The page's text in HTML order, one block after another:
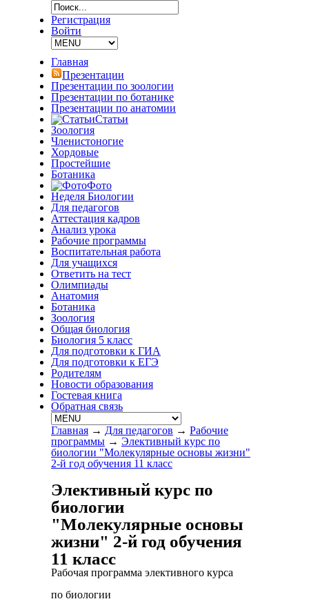
Регистрация
Войти
Главная
Презентации
Презентации по зоологии
Презентации по ботанике
Презентации по анатомии
Статьи
Зоология
Членистоногие
Хордовые
Простейшие
Ботаника
Фото
Неделя Биологии
Для педагогов
Аттестация кадров
Анализ урока
Рабочие программы
Воспитательная работа
Для учащихся
Ответить на тест
Олимпиады
Анатомия
Ботаника
Зоология
Общая биология
Биология 5 класс
Для подготовки к ГИА
Для подготовки к ЕГЭ
Родителям
Новости образования
Гостевая книга
Обратная связь
Главная → Для педагогов → Рабочие
программы → Элективный курс по
биологии "Молекулярные основы жизни"
2-й год обучения 11 класс
Элективный курс по
биологии
"Молекулярные основы
жизни" 2-й год обучения
11 класс
Рабочая программа элективного курса
по биологии